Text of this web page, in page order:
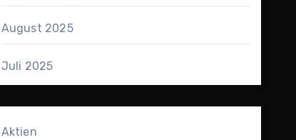
August 2025
Juli 2025
Aktien